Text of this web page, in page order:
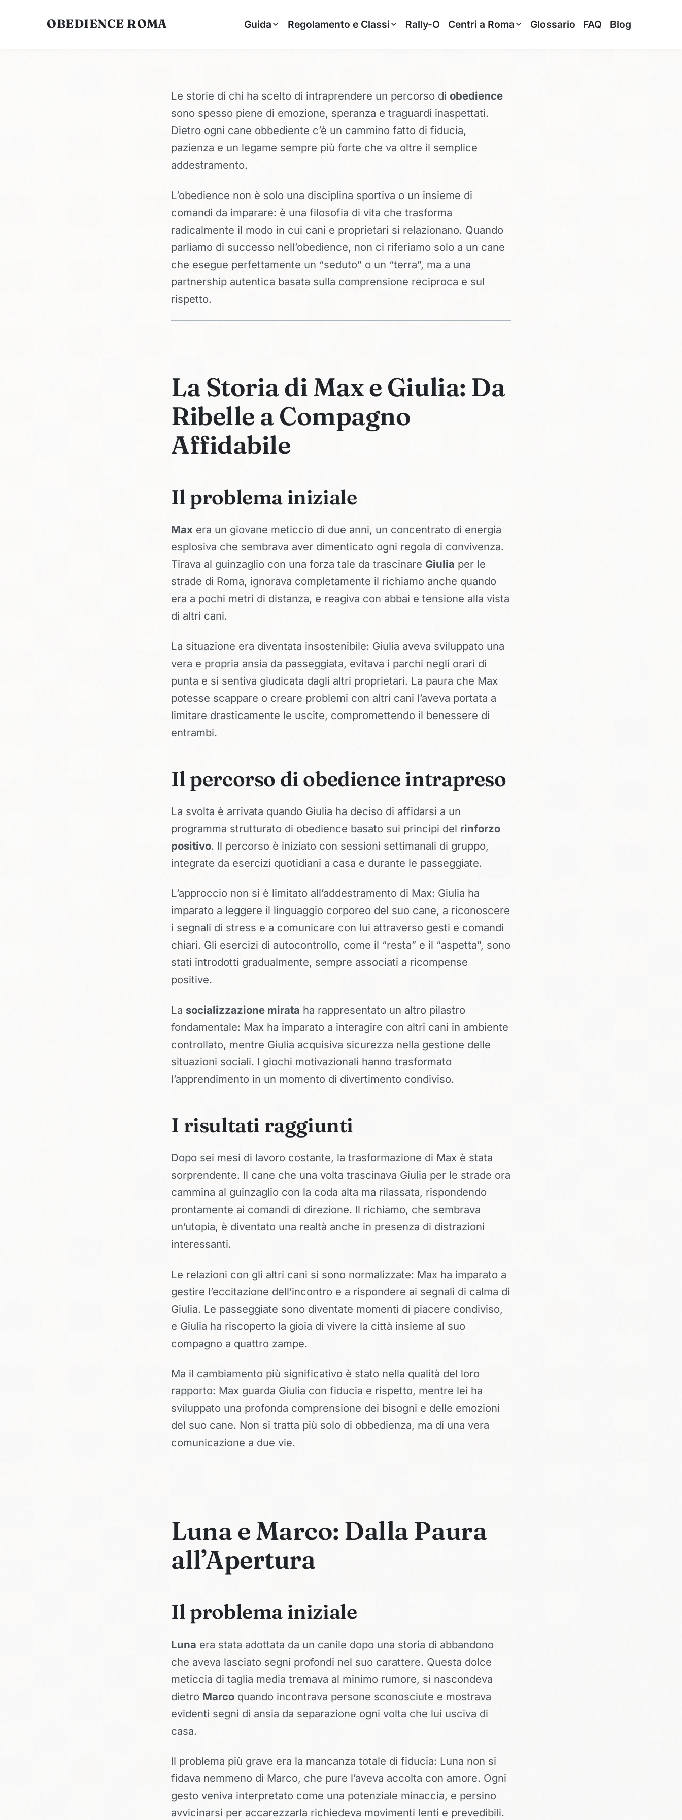
OBEDIENCE ROMA Guida Regolamento e Classi Rally-O Centri a Roma Glossario FAQ Blog
Le storie di chi ha scelto di intraprendere un percorso diobedience
sono spesso piene di emozione, speranza e traguardi inaspettati.
Dietro ogni cane obbediente c’è un cammino fatto di fiducia,
pazienza e un legame sempre più forte che va oltre il semplice
addestramento.
L’obedience non è solo una disciplina sportiva o un insieme di
comandi da imparare: è una filosofia di vita che trasforma
radicalmente il modo in cui cani e proprietari si relazionano. Quando
parliamo di successo nell’obedience, non ci riferiamo solo a un cane
che esegue perfettamente un “seduto” o un “terra”, ma a una
partnership autentica basata sulla comprensione reciproca e sul
rispetto.
La Storia di Max e Giulia: Da
Ribelle a Compagno
Affidabile
Il problema iniziale
Max era un giovane meticcio di due anni, un concentrato di energia
esplosiva che sembrava aver dimenticato ogni regola di convivenza.
Tirava al guinzaglio con una forza tale da trascinare Giulia per le
strade di Roma, ignorava completamente il richiamo anche quando
era a pochi metri di distanza, e reagiva con abbai e tensione alla vista
di altri cani.
La situazione era diventata insostenibile: Giulia aveva sviluppato una
vera e propria ansia da passeggiata, evitava i parchi negli orari di
punta e si sentiva giudicata dagli altri proprietari. La paura che Max
potesse scappare o creare problemi con altri cani l’aveva portata a
limitare drasticamente le uscite, compromettendo il benessere di
entrambi.
Il percorso di obedience intrapreso
La svolta è arrivata quando Giulia ha deciso di affidarsi a un
programma strutturato di obedience basato sui principi del rinforzo
positivo. Il percorso è iniziato con sessioni settimanali di gruppo,
integrate da esercizi quotidiani a casa e durante le passeggiate.
L’approccio non si è limitato all’addestramento di Max: Giulia ha
imparato a leggere il linguaggio corporeo del suo cane, a riconoscere
i segnali di stress e a comunicare con lui attraverso gesti e comandi
chiari. Gli esercizi di autocontrollo, come il “resta” e il “aspetta”, sono
stati introdotti gradualmente, sempre associati a ricompense
positive.
La socializzazione mirata ha rappresentato un altro pilastro
fondamentale: Max ha imparato a interagire con altri cani in ambiente
controllato, mentre Giulia acquisiva sicurezza nella gestione delle
situazioni sociali. I giochi motivazionali hanno trasformato
l’apprendimento in un momento di divertimento condiviso.
I risultati raggiunti
Dopo sei mesi di lavoro costante, la trasformazione di Max è stata
sorprendente. Il cane che una volta trascinava Giulia per le strade ora
cammina al guinzaglio con la coda alta ma rilassata, rispondendo
prontamente ai comandi di direzione. Il richiamo, che sembrava
un’utopia, è diventato una realtà anche in presenza di distrazioni
interessanti.
Le relazioni con gli altri cani si sono normalizzate: Max ha imparato a
gestire l’eccitazione dell’incontro e a rispondere ai segnali di calma di
Giulia. Le passeggiate sono diventate momenti di piacere condiviso,
e Giulia ha riscoperto la gioia di vivere la città insieme al suo
compagno a quattro zampe.
Ma il cambiamento più significativo è stato nella qualità del loro
rapporto: Max guarda Giulia con fiducia e rispetto, mentre lei ha
sviluppato una profonda comprensione dei bisogni e delle emozioni
del suo cane. Non si tratta più solo di obbedienza, ma di una vera
comunicazione a due vie.
Luna e Marco: Dalla Paura
all’Apertura
Il problema iniziale
Luna era stata adottata da un canile dopo una storia di abbandono
che aveva lasciato segni profondi nel suo carattere. Questa dolce
meticcia di taglia media tremava al minimo rumore, si nascondeva
dietro Marco quando incontrava persone sconosciute e mostrava
evidenti segni di ansia da separazione ogni volta che lui usciva di
casa.
Il problema più grave era la mancanza totale di fiducia: Luna non si
fidava nemmeno di Marco, che pure l’aveva accolta con amore. Ogni
gesto veniva interpretato come una potenziale minaccia, e persino
avvicinarsi per accarezzarla richiedeva movimenti lenti e prevedibili.